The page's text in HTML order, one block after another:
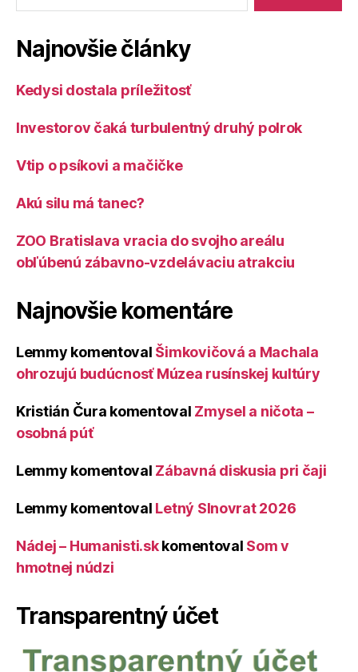
Najnovšie články
Kedysi dostala príležitosť
Investorov čaká turbulentný druhý polrok
Vtip o psíkovi a mačičke
Akú silu má tanec?
ZOO Bratislava vracia do svojho areálu
obľúbenú zábavno-vzdelávaciu atrakciu
Najnovšie komentáre
Lemmy komentoval Šimkovičová a Machala
ohrozujú budúcnosť Múzea rusínskej kultúry
Kristián Čura komentoval Zmysel a ničota –
osobná púť
Lemmy komentoval Zábavná diskusia pri čaji
Lemmy komentoval Letný Slnovrat 2026
Nádej – Humanisti.skkomentoval Som v
hmotnej núdzi
Transparentný účet